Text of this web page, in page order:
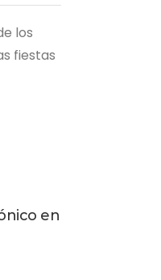
los
fiestas
en